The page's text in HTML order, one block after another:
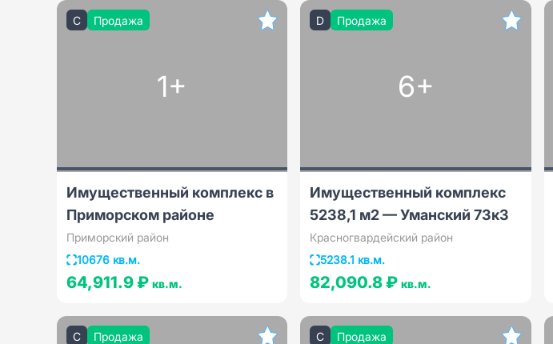
C Продажа
1+
Имущественный комплекс в
Приморском районе
Приморский район
10676 кв.м.
64,911.9 ₽ кв.м.
D Продажа
6+
Имущественный комплекс
5238,1 м2 — Уманский 73к3
Красногвардейский район
5238.1 кв.м.
82,090.8 ₽кв.м.
C Продажа C Продажа